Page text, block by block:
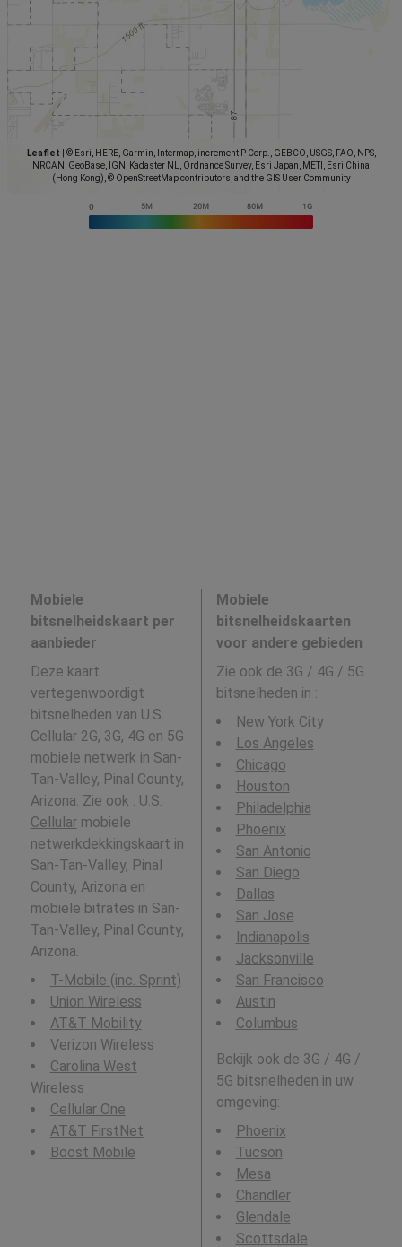
Leaflet
© Esri, HERE, Garmin, Intermap, increment P Corp., GEBCO, USGS, FAO, NPS,
NRCAN, GeoBase, IGN, Kadaster NL, Ordnance Survey, Esri Japan, METI, Esri China
(Hong Kong), © OpenStreetMap contributors, and the GIS User Community
Mobiele
bitsnelheidskaart per
aanbieder
Deze kaart
vertegenwoordigt
bitsnelheden van U.S.
Cellular 2G, 3G, 4G en 5G
mobiele netwerk in San-
Tan-Valley, Pinal County,
Arizona. Zie ook : U.S.
Cellularmobiele
netwerkdekkingskaart in
San-Tan-Valley, Pinal
County, Arizona en
mobiele bitrates in San-
Tan-Valley, Pinal County,
Arizona.
T-Mobile (inc. Sprint)
Union Wireless
AT&T Mobility
Verizon Wireless
Carolina West
Wireless
Cellular One
AT&T FirstNet
Boost Mobile
Mobiele
bitsnelheidskaarten
voor andere gebieden
Zie ook de 3G / 4G / 5G
bitsnelheden in :
New York City
Los Angeles
Chicago
Houston
Philadelphia
Phoenix
San Antonio
San Diego
Dallas
San Jose
Indianapolis
Jacksonville
San Francisco
Austin
Columbus
Bekijk ook de 3G / 4G /
5G bitsnelheden in uw
omgeving:
Phoenix
Tucson
Mesa
Chandler
Glendale
Scottsdale